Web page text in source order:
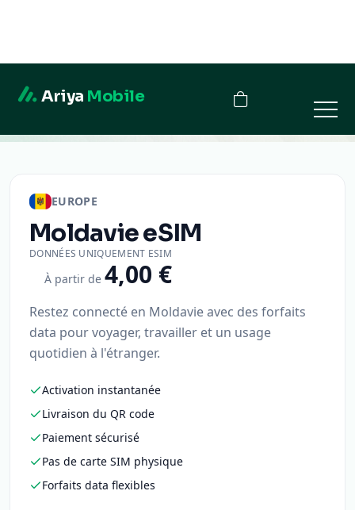
Moldavie
EUROPE
MoldavieeSIM
DONNÉES UNIQUEMENT ESIM
À partir de 4,00 €
Restez connecté en Moldavie avec des forfaits
data pour voyager, travailler et un usage
quotidien à l'étranger.
Activation instantanée
Livraison du QR code
Paiement sécurisé
Pas de carte SIM physique
Forfaits data flexibles